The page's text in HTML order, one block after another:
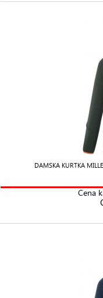
DAMSKA KURTKA
Cena